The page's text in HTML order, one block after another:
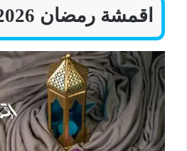
اقمشة رمضان 2026